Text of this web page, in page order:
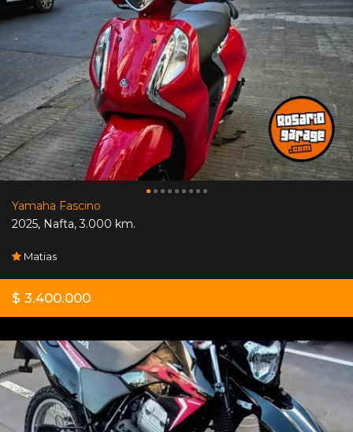
Yamaha Fascino
2025, Nafta,3.000 km.
Matias
$ 3.400.000